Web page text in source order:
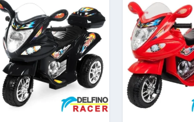
a
l
n
a
c
e
n
a
j
t
n
a
c
e
n
a
j
e